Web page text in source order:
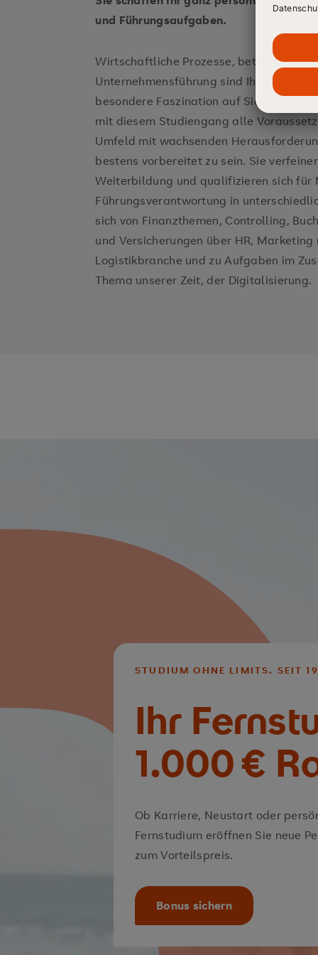
Leistungsmanagement
und Führungsaufgaben.
Wirtschaftliche Prozesse,
Unternehmensführung sind Ihr Metier,
besondere Faszination auf Sie aus. Für
mit diesem Studiengang alle
Umfeld mit wachsenden
bestens vorbereitet zu sein. Sie
Weiterbildung und qualifizieren sich für
Führungsverantwortung in
sich von Finanzthemen, Controlling,
und Versicherungen über HR,
Logistikbranche und zu Aufgaben im
Thema unserer Zeit, der Digitalisierung.
STUDIUM OHNE LIMITS. SEIT
Ihr
1.000 €
Ob Karriere, Neustart oder
Fernstudium eröffnen Sie neue
zum Vorteilspreis.
Bonus sichern